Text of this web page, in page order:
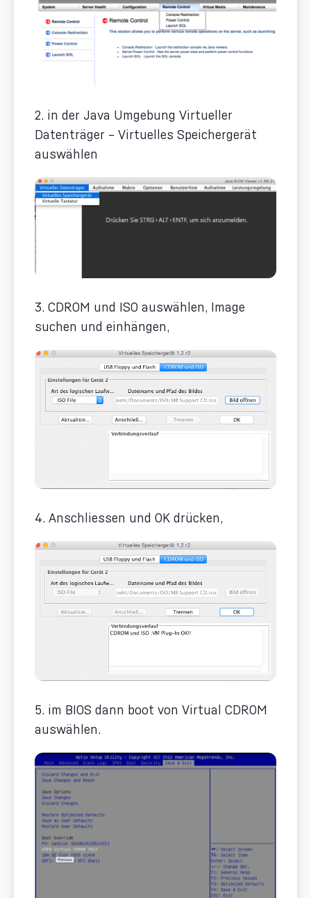
2. in der Java Umgebung Virtueller
Datenträger – Virtuelles Speichergerät
auswählen
3. CDROM und ISO auswählen, Image
suchen und einhängen,
4. Anschliessen und OK drücken,
5. im BIOS dann boot von Virtual CDROM
auswählen.